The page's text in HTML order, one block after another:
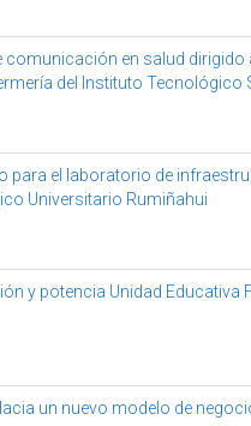
comunicación en salud dirigido
del Instituto Tecnológico
para el laboratorio de
Universitario Rumiñahui
y potencia Unidad Educativa
un nuevo modelo de